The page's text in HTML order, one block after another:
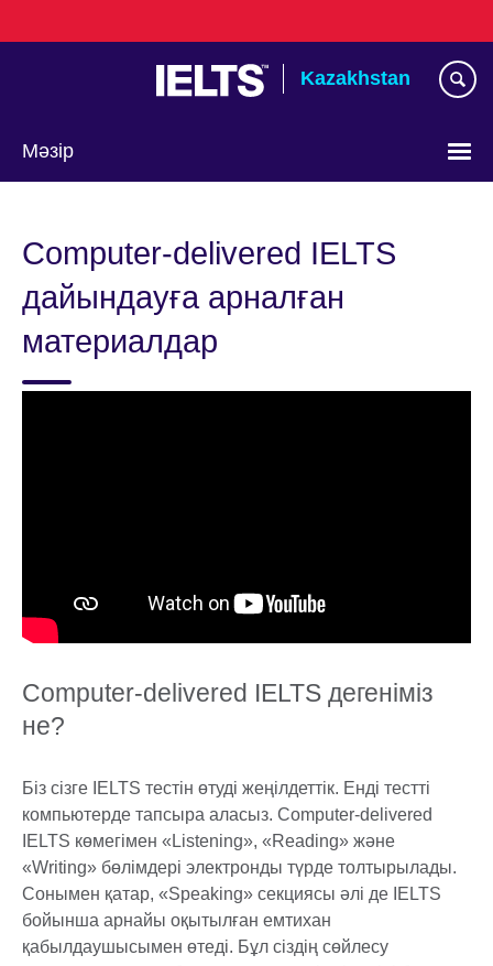
to
Kazakhstan
Мәзір
Computer-delivered IELTS
дайындауға арналған
материалдар
Computer-delivered IELTS дегеніміз
не?
Біз сізге IELTS тестін өтуді жеңілдеттік. Енді тестті
компьютерде тапсыра аласыз. Computer-delivered
IELTS көмегімен «Listening», «Reading» және
«Writing» бөлімдері электронды түрде толтырылады.
Сонымен қатар, «Speaking» секциясы әлі де IELTS
бойынша арнайы оқытылған емтихан
қабылдаушысымен өтеді. Бұл сіздің сөйлесу